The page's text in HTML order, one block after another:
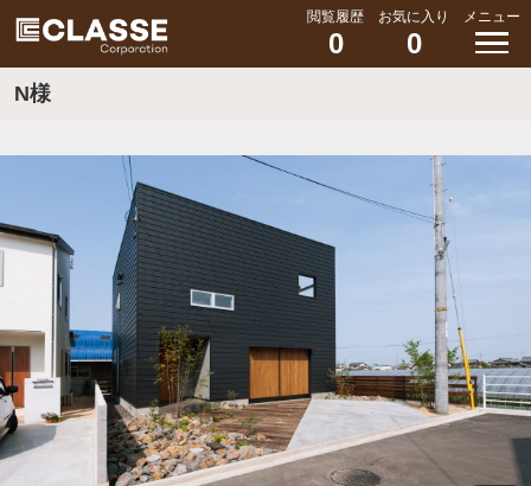
閲覧履歴
0
お気に入り
0
メニュー
N様